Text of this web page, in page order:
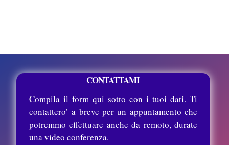
CONTATTAMI
Compila il form qui sotto con i tuoi dati. Ti
contattero’ a breve per un appuntamento che
potremmo effettuare anche da remoto, durate
una video conferenza.